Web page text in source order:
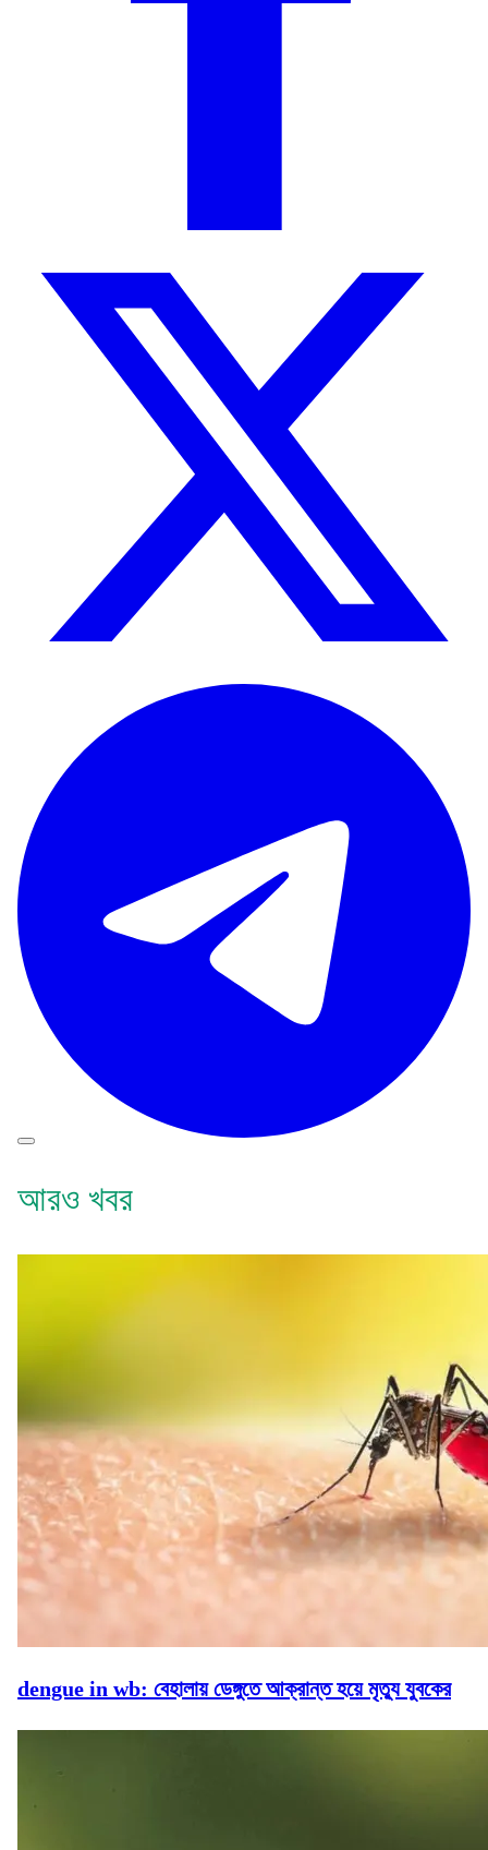
আরও খবর
dengue in wb: বেহালায় ডেঙ্গুতে আক্রান্ত হয়ে মৃত্যু যুবকের